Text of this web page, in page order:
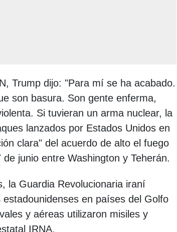
Trump dijo: "Para mí se ha acabado.
son basura. Son gente enferma,
Si tuvieran un arma nuclear, la
lanzados por Estados Unidos en
clara" del acuerdo de alto el fuego
junio entre Washington y Teherán.
la Guardia Revolucionaria iraní
en países del Golfo
y aéreas utilizaron misiles y
IRNA.